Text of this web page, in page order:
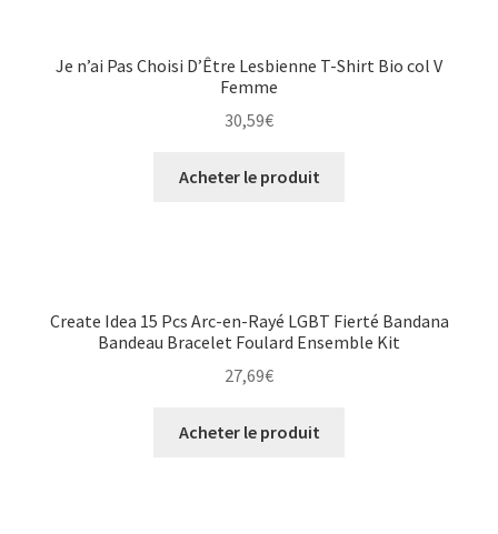
Je n’ai Pas Choisi D’Être Lesbienne T-Shirt Bio col V
Femme
30,59€
Acheter le produit
Create Idea 15 Pcs Arc-en-Rayé LGBT Fierté Bandana
Bandeau Bracelet Foulard Ensemble Kit
27,69€
Acheter le produit